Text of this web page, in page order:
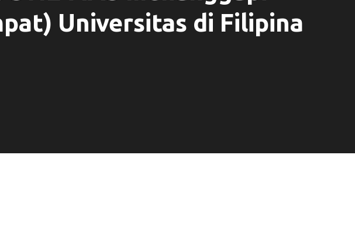
Universitas di Filipina